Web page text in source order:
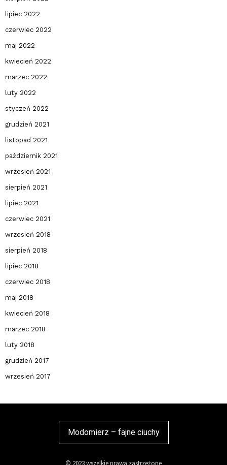
lipiec 2022
czerwiec 2022
maj 2022
kwiecień 2022
marzec 2022
luty 2022
styczeń 2022
grudzień 2021
listopad 2021
październik 2021
wrzesień 2021
sierpień 2021
lipiec 2021
czerwiec 2021
wrzesień 2018
sierpień 2018
lipiec 2018
czerwiec 2018
maj 2018
kwiecień 2018
marzec 2018
luty 2018
grudzień 2017
wrzesień 2017
Modomierz – fajne ciuchy
© 2023 wszelkie prawa zastrzeżone